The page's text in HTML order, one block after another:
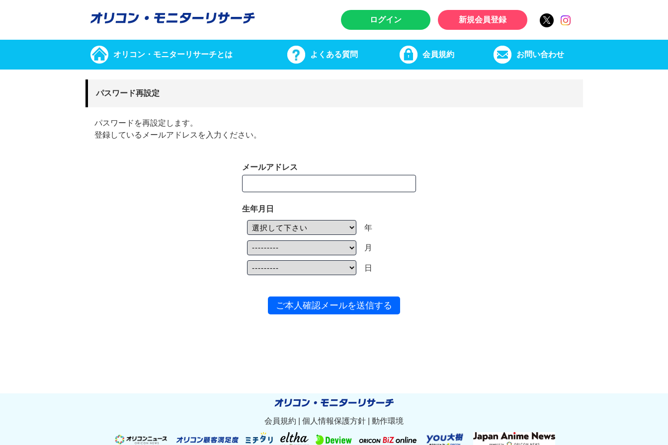
ログイン 新規会員登録
オリコン・モニターリサーチとは よくある質問 会員規約 お問い合わせ
パスワード再設定
パスワードを再設定します。
登録しているメールアドレスを入力ください。
メールアドレス
生年月日
年
月
日
ご本人確認メールを送信する
会員規約 個人情報保護方針 動作環境